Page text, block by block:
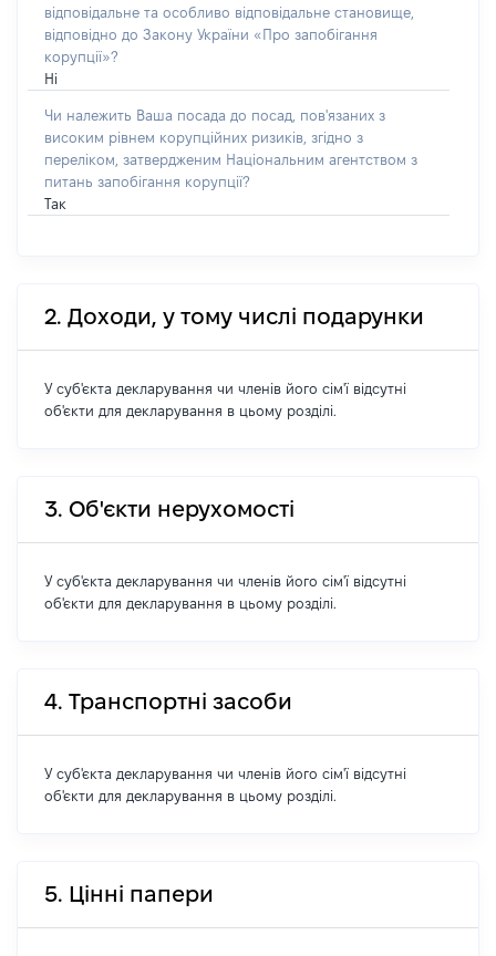
відповідальне та особливо відповідальне становище,
відповідно до Закону України «Про запобігання
корупції»?
Ні
Чи належить Ваша посада до посад, пов'язаних з
високим рівнем корупційних ризиків, згідно з
переліком, затвердженим Національним агентством з
питань запобігання корупції?
Так
2. Доходи, у тому числі подарунки
У суб'єкта декларування чи членів його сім'ї відсутні
об'єкти для декларування в цьому розділі.
3. Об'єкти нерухомості
У суб'єкта декларування чи членів його сім'ї відсутні
об'єкти для декларування в цьому розділі.
4. Транспортні засоби
У суб'єкта декларування чи членів його сім'ї відсутні
об'єкти для декларування в цьому розділі.
5. Цінні папери